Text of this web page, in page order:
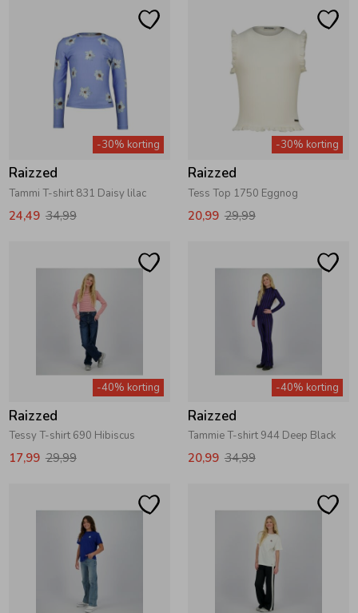
-30% korting
Raizzed
Tammi T-shirt 831 Daisy lilac
24,49 34,99
-30% korting
Raizzed
Tess Top 1750 Eggnog
20,99 29,99
-40% korting
Raizzed
Tessy T-shirt 690 Hibiscus
17,99 29,99
-40% korting
Raizzed
Tammie T-shirt 944 Deep Black
20,99 34,99